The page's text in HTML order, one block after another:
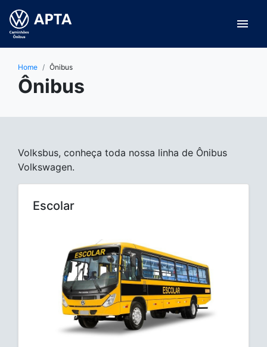
menu
Home Ônibus
Ônibus
Volksbus, conheça toda nossa linha de Ônibus
Volkswagen.
Escolar